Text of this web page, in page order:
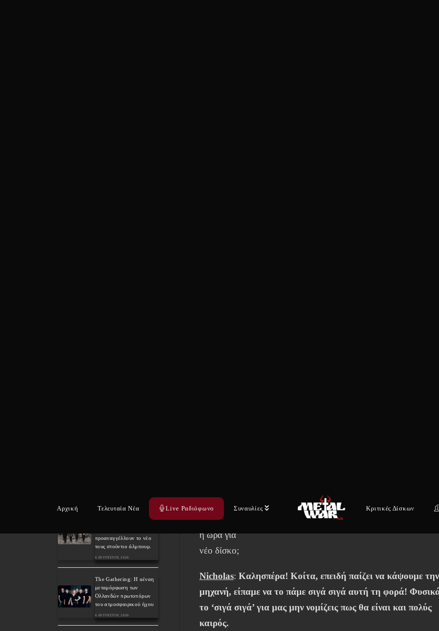
Αρχική Τελευταία Νέα Live Ραδιόφωνο Συναυλίες Κριτικές Δίσκων
του ότι το
συγκρότημα είναι συνεπές χρονικά στις κυκλοφορίες του,
η ώρα για
νέο δίσκο;
Nicholas:Καλησπέρα! Κοίτα, επειδή παίζει να κάψουμε την
μηχανή, είπαμε να το πάμε σιγά σιγά αυτή τη φορά!
το ‘σιγά σιγά’ για μας μην νομίζεις πως θα είναι και πολύς
καιρός.
προαναγγέλλουν το νέο
τους στούντιο άλμπουμ.
6 ΑΥΓΟΎΣΤΟΥ, 2026
The Gathering: Η αέναη
μεταμόρφωση των
Ολλανδών πρωτοπόρων
του ατμοσφαιρικού ήχου
6 ΑΥΓΟΎΣΤΟΥ, 2026